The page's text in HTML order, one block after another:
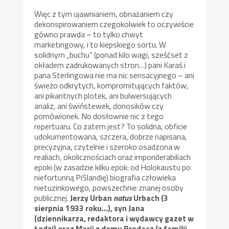
Więc z tym ujawnianiem, obnażaniem czy
dekonspirowaniem czegokolwiek to oczywiście
gówno prawda – to tylko chwyt
marketingowy, i to kiepskiego sortu. W
solidnym „buchu” (ponad kilo wagi, sześćset z
okładem zadrukowanych stron…) pani Karaś i
pana Sterlingowa nie ma nic sensacyjnego – ani
świeżo odkrytych, kompromitujących faktów,
ani pikantnych plotek, ani bulwersujących
analiz, ani świństewek, donosików czy
pomówionek. No dosłownie nic z tego
repertuaru. Co zatem jest? To solidna, obficie
udokumentowana, szczera, dobrze napisana,
precyzyjna, czytelnie i szeroko osadzona w
realiach, okolicznościach oraz imponderabiliach
epoki (w zasadzie kilku epok: od Holokaustu po
niefortunną PiSlandię) biografia człowieka
nietuzinkowego, powszechnie znanej osoby
publicznej.Jerzy Urban natusUrbach (3
sierpnia 1933 roku…), syn Jana
(dziennikarza, redaktora i wydawcy gazet w